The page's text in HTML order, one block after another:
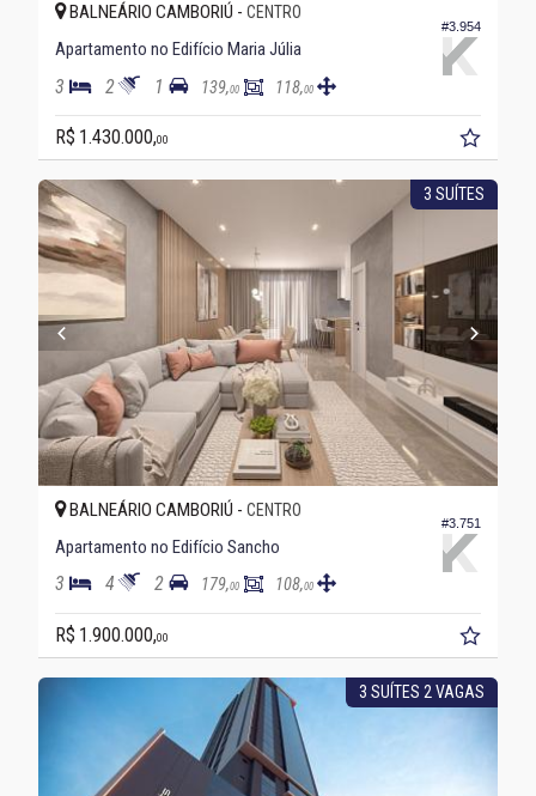
#3.954
BALNEÁRIO CAMBORIÚ - CENTRO
Apartamento no Edifício Maria Júlia
3 2 1 139,00 118,00
R$ 1.430.000,00
3 SUÍTES
#3.751
BALNEÁRIO CAMBORIÚ - CENTRO
Apartamento no Edifício Sancho
3 4 2 179,00 108,00
R$ 1.900.000,00
3 SUÍTES 2 VAGAS